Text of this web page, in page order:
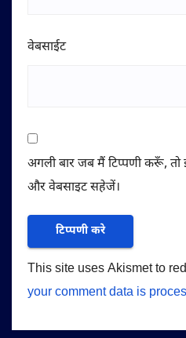
वेबसाईट
अगली बार जब मैं टिप्पणी करूँ, तो
और वेबसाइट सहेजें।
This site uses Akismet to
your comment data is